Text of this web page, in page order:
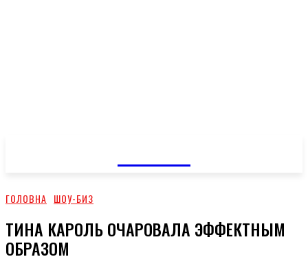
ГОЛОВНА ШОУ-БИЗ
ТИНА КАРОЛЬ ОЧАРОВАЛА ЭФФЕКТНЫМ
ОБРАЗОМ